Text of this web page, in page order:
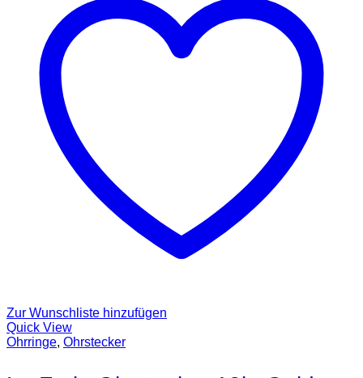
Zur Wunschliste hinzufügen
Quick View
Ohrringe, Ohrstecker